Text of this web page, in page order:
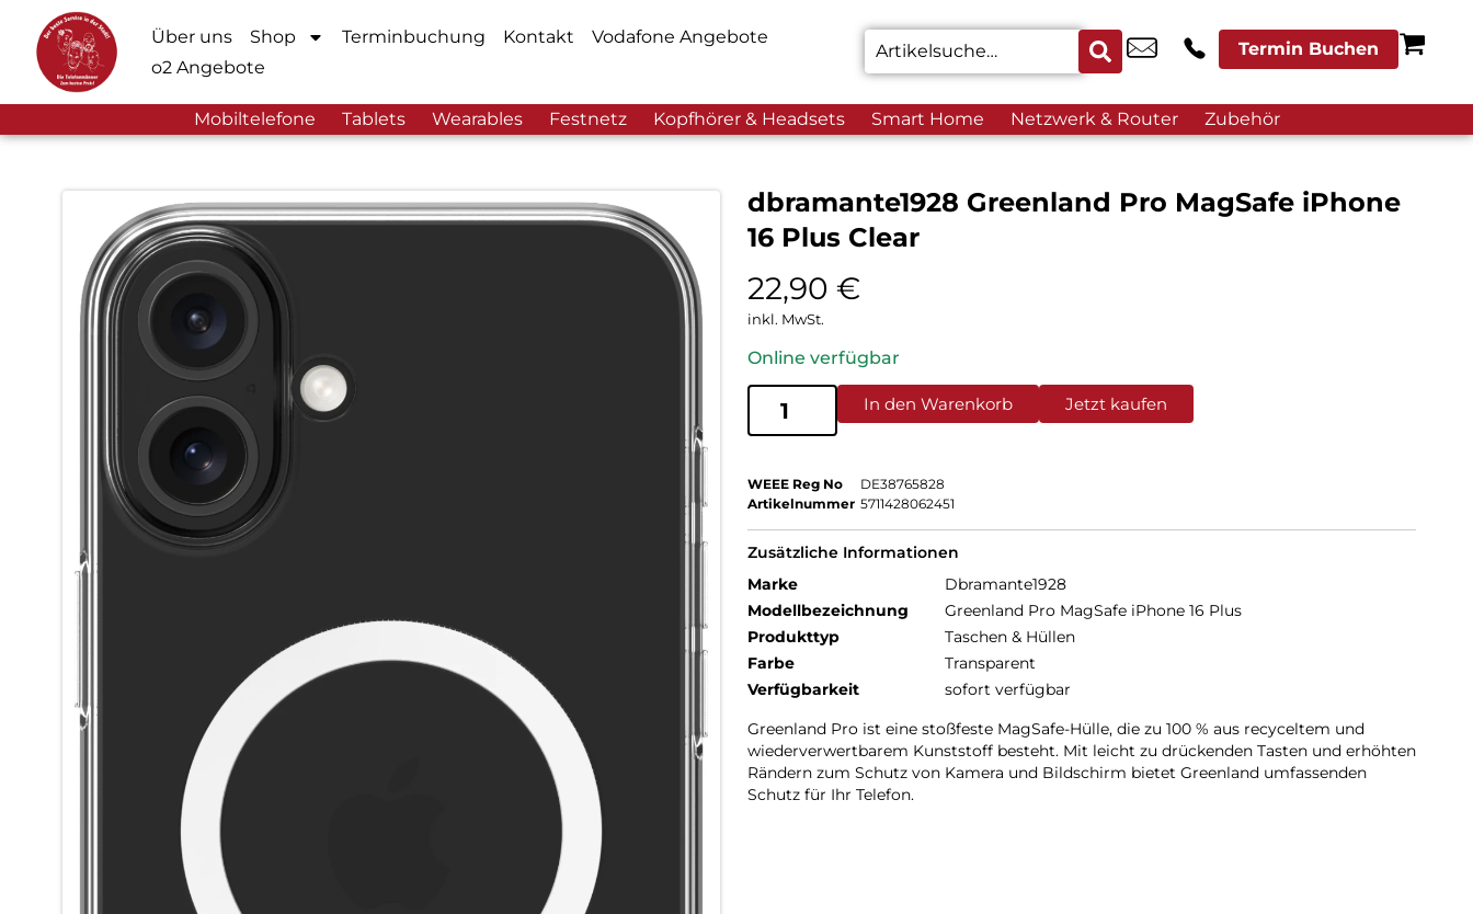
Über uns Shop Terminbuchung Kontakt
Vodafone Angebote
o2 Angebote
Termin Buchen
Mobiltelefone Tablets Wearables Festnetz Kopfhörer & Headsets Smart Home Netzwerk & Router Zubehör
dbramante1928 Greenland Pro MagSafe iPhone
16 Plus Clear
22,90 €
inkl. MwSt.
Online verfügbar
In den Warenkorb Jetzt kaufen
WEEE Reg No
DE38765828
Artikelnummer 5711428062451
Zusätzliche Informationen
Marke
Dbramante1928
Modellbezeichnung
Greenland Pro MagSafe iPhone 16 Plus
Produkttyp
Taschen & Hüllen
Farbe
Transparent
Verfügbarkeit
sofort verfügbar
Greenland Pro ist eine stoßfeste MagSafe-Hülle, die zu 100 % aus recyceltem und
wiederverwertbarem Kunststoff besteht. Mit leicht zu drückenden Tasten und erhöhten
Rändern zum Schutz von Kamera und Bildschirm bietet Greenland umfassenden
Schutz für Ihr Telefon.